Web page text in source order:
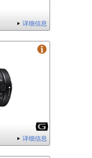
详细信息
详细信息